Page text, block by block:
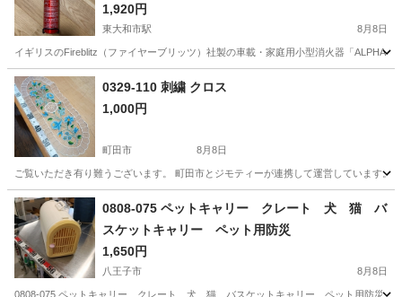
1,920円
東大和市駅 8月8日
イギリスのFireblitz（ファイヤーブリッツ）社製の車載・家庭用小型消火器「ALPHA
東京 小平市 東大和市駅 その他
0329-110 刺繍 クロス
1,000円
町田市 8月8日
ご覧いただき有り難うございます。 町田市とジモティーが連携して運営しています
東京 町田市 リユース
0808-075 ペットキャリー クレート 犬 猫 バ
スケットキャリー ペット用防災
1,650円
八王子市 8月8日
0808-075 ペットキャリー クレート 犬 猫 バスケットキャリー ペット用防災 【状